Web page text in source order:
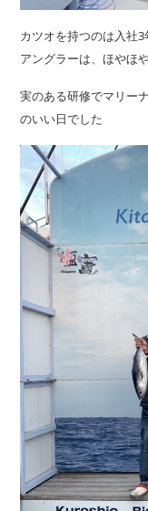
カツオを持つのは入社
アングラーは、ほやほ
実のある研修でマリー
のいい日でした